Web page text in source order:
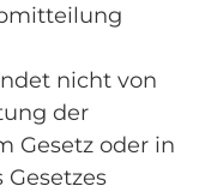
nicht von
der
Gesetz oder in